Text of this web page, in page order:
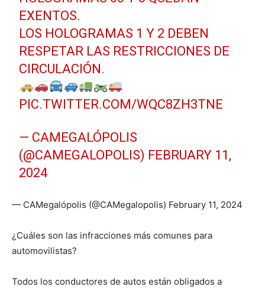
EXENTOS.
LOS HOLOGRAMAS 1 Y 2 DEBEN
RESPETAR LAS RESTRICCIONES DE
CIRCULACIÓN.
PIC.TWITTER.COM/WQC8ZH3TNE
— CAMEGALÓPOLIS
(@CAMEGALOPOLIS) FEBRUARY 11,
2024
— CAMegalópolis (@CAMegalopolis) February 11, 2024
¿Cuáles son las infracciones más comunes para
automovilistas?
Todos los conductores de autos están obligados a